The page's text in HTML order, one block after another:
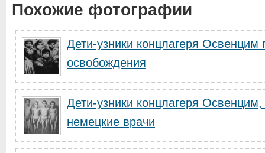
Похожие фотографии
Дети-узники концлагеря Освенцим
освобождения
Дети-узники концлагеря
немецкие врачи